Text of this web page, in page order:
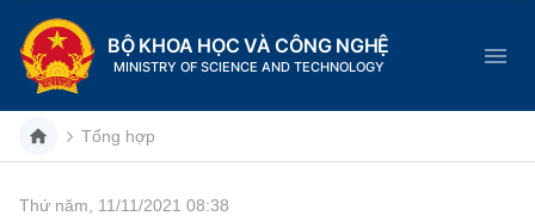
BỘ KHOA HỌC VÀ CÔNG NGHỆ
MINISTRY OF SCIENCE AND TECHNOLOGY
Tổng hợp
Thứ năm, 11/11/2021 08:38